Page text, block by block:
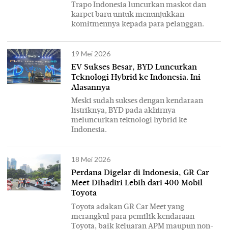
Trapo Indonesia luncurkan maskot dan
karpet baru untuk menunjukkan
komitmennya kepada para pelanggan.
19 Mei 2026
EV Sukses Besar, BYD Luncurkan
Teknologi Hybrid ke Indonesia. Ini
Alasannya
Meski sudah sukses dengan kendaraan
listriknya, BYD pada akhirnya
meluncurkan teknologi hybrid ke
Indonesia.
18 Mei 2026
Perdana Digelar di Indonesia, GR Car
Meet Dihadiri Lebih dari 400 Mobil
Toyota
Toyota adakan GR Car Meet yang
merangkul para pemilik kendaraan
Toyota, baik keluaran APM maupun non-